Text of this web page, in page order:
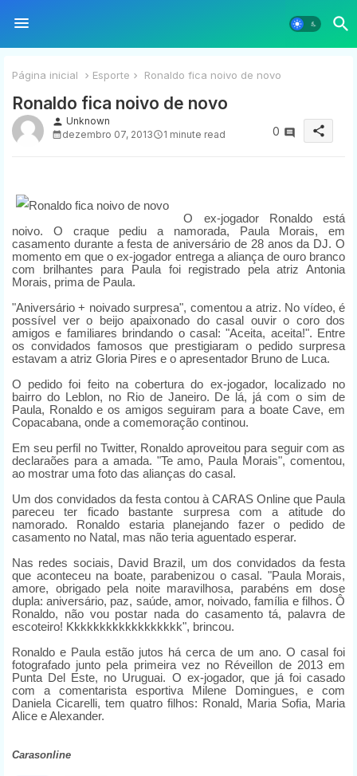
Página inicial Esporte Ronaldo fica noivo de novo
Ronaldo fica noivo de novo
person Unknown
dezembro 07, 2013
1 minute read 0 share
O ex-jogador Ronaldo está
noivo. O craque pediu a namorada, Paula Morais, em
casamento durante a festa de aniversário de 28 anos da DJ. O
momento em que o ex-jogador entrega a aliança de ouro branco
com brilhantes para Paula foi registrado pela atriz Antonia
Morais, prima de Paula.
"Aniversário + noivado surpresa", comentou a atriz. No vídeo, é
possível ver o beijo apaixonado do casal ouvir o coro dos
amigos e familiares brindando o casal: "Aceita, aceita!". Entre
os convidados famosos que prestigiaram o pedido surpresa
estavam a atriz Gloria Pires e o apresentador Bruno de Luca.
O pedido foi feito na cobertura do ex-jogador, localizado no
bairro do Leblon, no Rio de Janeiro. De lá, já com o sim de
Paula, Ronaldo e os amigos seguiram para a boate Cave, em
Copacabana, onde a comemoração continou.
Em seu perfil no Twitter, Ronaldo aproveitou para seguir com as
declaraões para a amada. "Te amo, Paula Morais", comentou,
ao mostrar uma foto das alianças do casal.
Um dos convidados da festa contou à CARAS Online que Paula
pareceu ter ficado bastante surpresa com a atitude do
namorado. Ronaldo estaria planejando fazer o pedido de
casamento no Natal, mas não teria aguentado esperar.
Nas redes sociais, David Brazil, um dos convidados da festa
que aconteceu na boate, parabenizou o casal. "Paula Morais,
amore, obrigado pela noite maravilhosa, parabéns em dose
dupla: aniversário, paz, saúde, amor, noivado, família e filhos. Ô
Ronaldo, não vou postar nada do casamento tá, palavra de
escoteiro! Kkkkkkkkkkkkkkkkkk", brincou.
Ronaldo e Paula estão jutos há cerca de um ano. O casal foi
fotografado junto pela primeira vez no Réveillon de 2013 em
Punta Del Este, no Uruguai. O ex-jogador, que já foi casado
com a comentarista esportiva Milene Domingues, e com
Daniela Cicarelli, tem quatro filhos: Ronald, Maria Sofia, Maria
Alice e Alexander.
Carasonline